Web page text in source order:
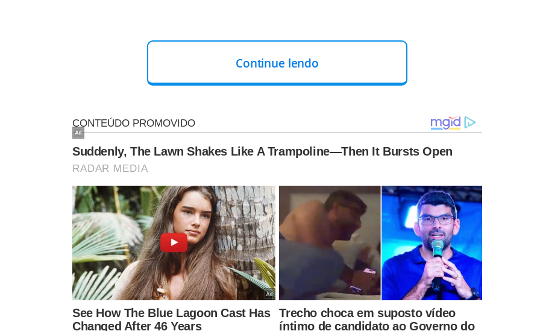
A petição destaca que, em5 de junho de 2025
, ao reavaliar as prisões, o juízo manteve a detenção de Alandilson,
que já ultrapassaduzentos dias, mas concedeu liberdade plena a Erisvaldo, foragido por mais de seis meses.
Os defensores afirmam ainda que Alandilson teria papel secundário na suposta organização criminosa e que a
“I K Retoques” , da qual ele é sócio, não foi utilizada para lavagem de dinheiro, além de não possuir conta
bancária ativa.
Continue lendo